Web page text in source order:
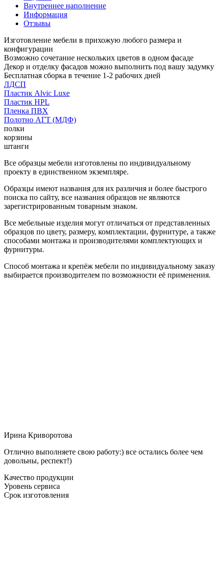
Внутреннее наполнение
Информация
Отзывы
Изготовление мебели в прихожую любого размера и
конфигурации
Возможно сочетание нескольких цветов в одном фасаде
Декор и отделку фасадов можно выполнить под вашу задумку
Бесплатная сборка в течение 1-2 рабочих дней
ЛДСП
Пластик Alvic Luxe
Пластик HPL
Пленка ПВХ
Полотно АГТ (МДФ)
полки
корзины
штанги
Все образцы мебели изготовлены по индивидуальному
проекту в единственном экземпляре.
Образцы имеют названия для их различия и более быстрого
поиска по сайту, все названия образцов не являются
зарегистрированным товарным знаком.
Все мебельные изделия могут отличаться от представленных
образцов по цвету, размеру, комплектации, фурнитуре, а также
способами монтажа и производителями комплектующих и
фурнитуры.
Способ монтажа и крепёж мебели по индивидуальному заказу
выбирается производителем по возможности её применения.
Ирина Криворотова
Отлично выполняете свою работу:) все остались более чем
довольны, респект!)
Качество продукции
Уровень сервиса
Срок изготовления